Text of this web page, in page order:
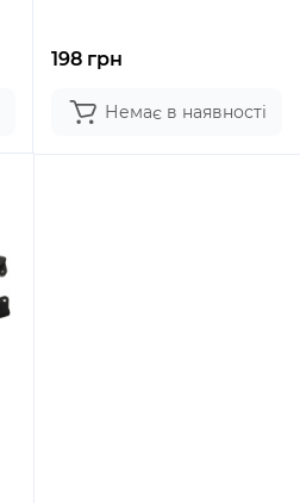
198 грн
Немає в наявності